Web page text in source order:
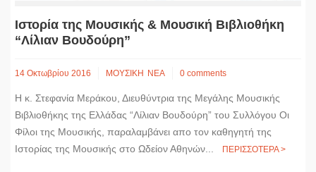
Ιστορία της Μουσικής & Μουσική Βιβλιοθήκη
“Λίλιαν Βουδούρη”
14 Οκτωβρίου 2016 ΜΟΥΣΙΚΗ ΝΕΑ 0 comments
Η κ. Στεφανία Μεράκου, Διευθύντρια της Μεγάλης Μουσικής
Βιβλιοθήκης της Ελλάδας “Λίλιαν Βουδούρη” του Συλλόγου Οι
Φίλοι της Μουσικής, παραλαμβάνει απο τον καθηγητή της
Ιστορίας της Μουσικής στο Ωδείον Αθηνών...
ΠΕΡΙΣΣΟΤΕΡΑ >